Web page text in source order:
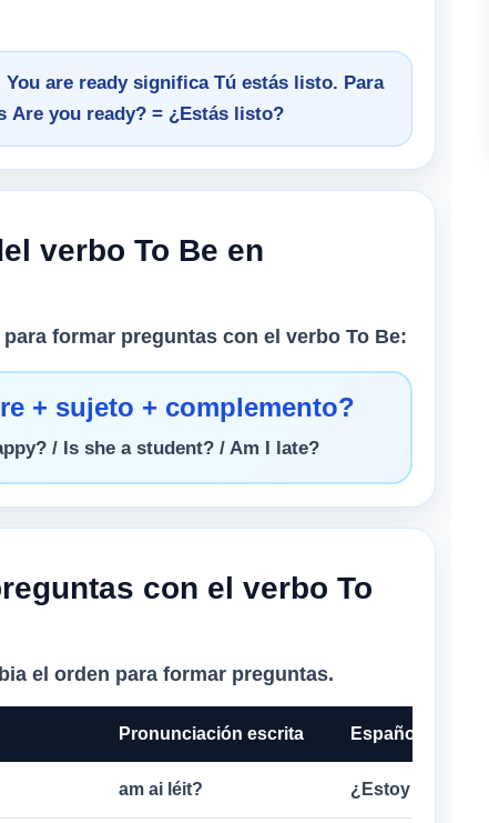
You are readysignifica Tú estás listo. Para
Are you ready? = ¿Estás listo?
verbo To Be en
formar preguntas con el verbo To Be:
+ sujeto + complemento?
/ Is she a student? / Am I late?
con el verbo To
el orden para formar preguntas.
Pronunciación escrita Español
am ai léit? ¿Estoy tarde?